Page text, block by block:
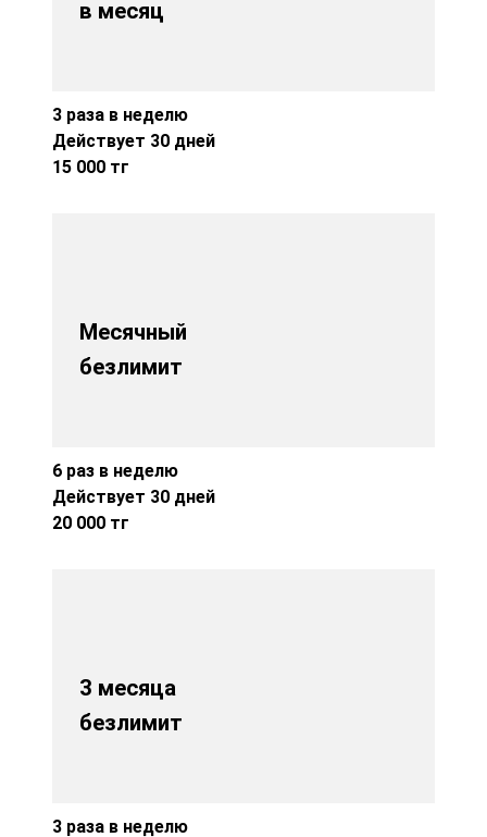
в месяц
3 раза в неделю
Действует 30 дней
15 000 тг
Месячный
безлимит
6 раз в неделю
Действует 30 дней
20 000 тг
3 месяца
безлимит
3 раза в неделю